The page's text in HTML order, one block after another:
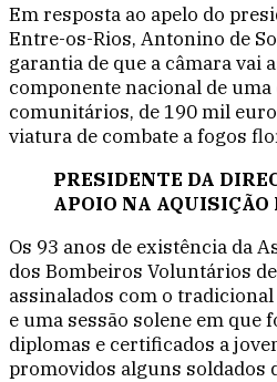
Em resposta ao apelo do
Entre-os-Rios, Antonino de
garantia de que a câmara vai
componente nacional de
comunitários, de 190 mil
viatura de combate a fogos
PRESIDENTE DA
APOIO NA
Os 93 anos de existência da
dos Bombeiros Voluntários
assinalados com o
e uma sessão solene em que
diplomas e certificados a
promovidos alguns soldados